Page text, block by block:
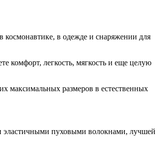
в одежде и снаряжении для
комфорт, легкость, мягкость и еще целую
максимальных размеров в естественных
эластичными пуховыми волокнами, лучшей